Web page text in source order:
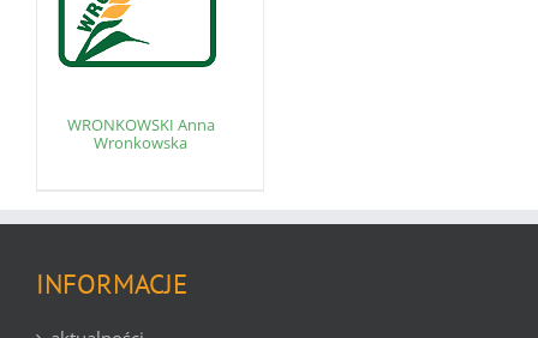
WRONKOWSKI Anna
Wronkowska
INFORMACJE